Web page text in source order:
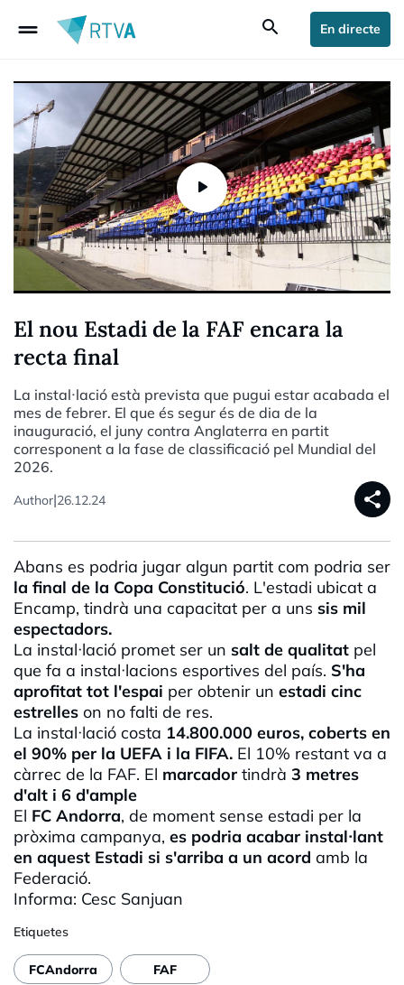
drag_handle search En directe
El nou Estadi de la FAF encara la
recta final
La instal·lació està prevista que pugui estar acabada el
mes de febrer. El que és segur és de dia de la
inauguració, el juny contra Anglaterra en partit
corresponent a la fase de classificació pel Mundial del
2026.
Author|26.12.24 share
Abans es podria jugar algun partit com podria ser
la final de la Copa Constitució. L'estadi ubicat a
Encamp, tindrà una capacitat per a uns sis mil
espectadors.
La instal·lació promet ser un salt de qualitat pel
que fa a instal·lacions esportives del país. S'ha
aprofitat tot l'espai per obtenir un estadi cinc
estrelles on no falti de res.
La instal·lació costa 14.800.000 euros, coberts en
el 90% per la UEFA i la FIFA. El 10% restant va a
càrrec de la FAF. El marcador tindrà 3 metres
d'alt i 6 d'ample
El FC Andorra, de moment sense estadi per la
pròxima campanya, es podria acabar instal·lant
en aquest Estadi si s'arriba a un acord amb la
Federació.
Informa: Cesc Sanjuan
Etiquetes
FCAndorra FAF